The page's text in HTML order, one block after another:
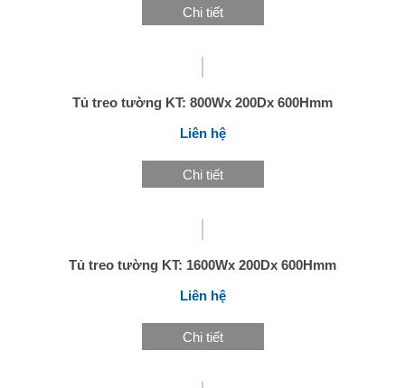
Chi tiết
Tủ treo tường KT: 800Wx 200Dx 600Hmm
Liên hệ
Chi tiết
Tủ treo tường KT: 1600Wx 200Dx 600Hmm
Liên hệ
Chi tiết